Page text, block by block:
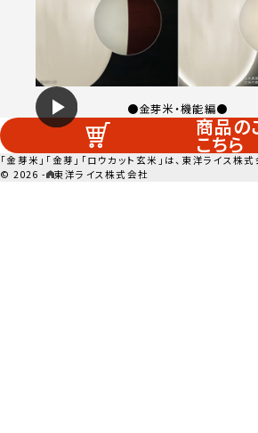
●金芽米・機能編●
商品の
こちら
「金芽米」「金芽」「ロウカット玄米」は、東洋ライス株
© 2026 - 東洋ライス株式会社